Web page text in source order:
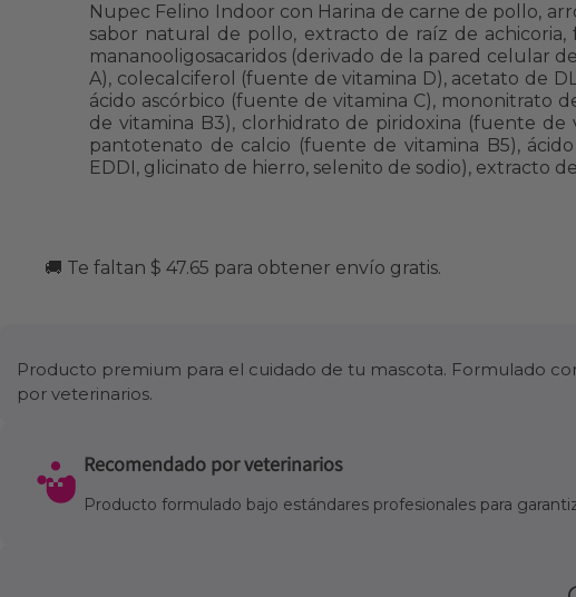
Nupec Felino Indoor con Harina de carne de pollo,
sabor natural de pollo, extracto de raíz de
mananooligosacaridos (derivado de la pared celular
A), colecalciferol (fuente de vitamina D), acetato de
ácido ascórbico (fuente de vitamina C), mononitrato
de vitamina B3), clorhidrato de piridoxina (fuente de
pantotenato de calcio (fuente de vitamina B5),
EDDI, glicinato de hierro, selenito de sodio), extracto
🚚 Te faltan $ 47.65 para obtener envío gratis.
Producto premium para el cuidado de tu mascota. Formulado
por veterinarios.
Recomendado por veterinarios
Producto formulado bajo estándares profesionales para